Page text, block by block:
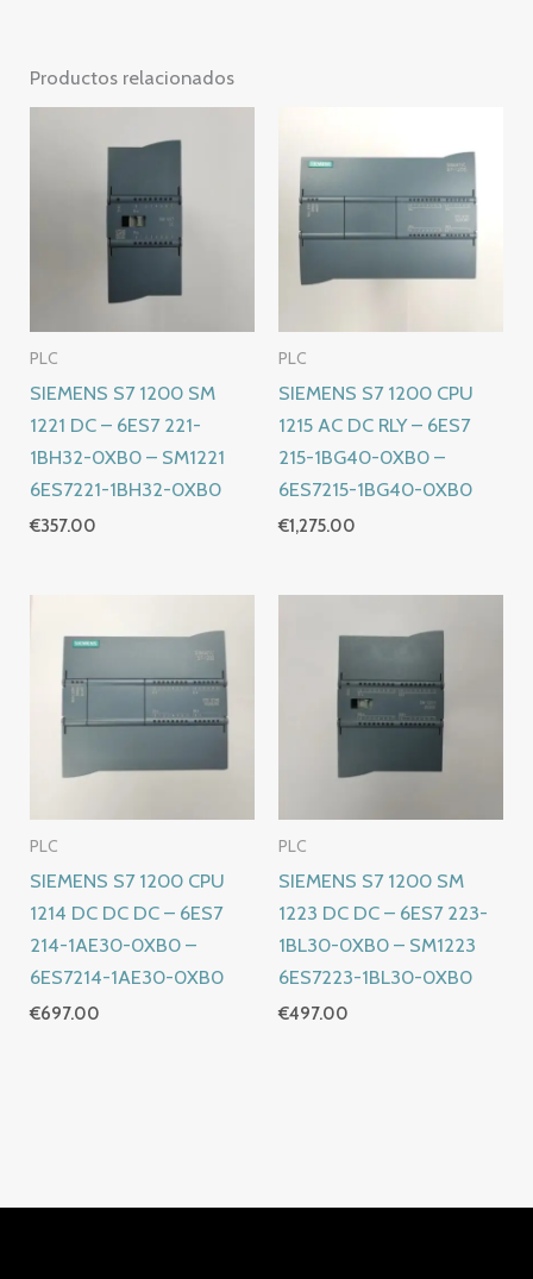
Productos relacionados
PLC
SIEMENS S7 1200 SM
1221 DC – 6ES7 221-
1BH32-0XB0 – SM1221
6ES7221-1BH32-0XB0
€357.00
PLC
SIEMENS S7 1200 CPU
1215 AC DC RLY – 6ES7
215-1BG40-0XB0 –
6ES7215-1BG40-0XB0
€1,275.00
PLC
SIEMENS S7 1200 CPU
1214 DC DC DC – 6ES7
214-1AE30-0XB0 –
6ES7214-1AE30-0XB0
€697.00
PLC
SIEMENS S7 1200 SM
1223 DC DC – 6ES7 223-
1BL30-0XB0 – SM1223
6ES7223-1BL30-0XB0
€497.00